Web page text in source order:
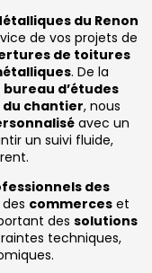
du Renon
de vos projets de
de toitures
. De la
bureau d’études
chantier, nous
avec un
un suivi fluide,
des
des commerceset
des solutions
techniques,